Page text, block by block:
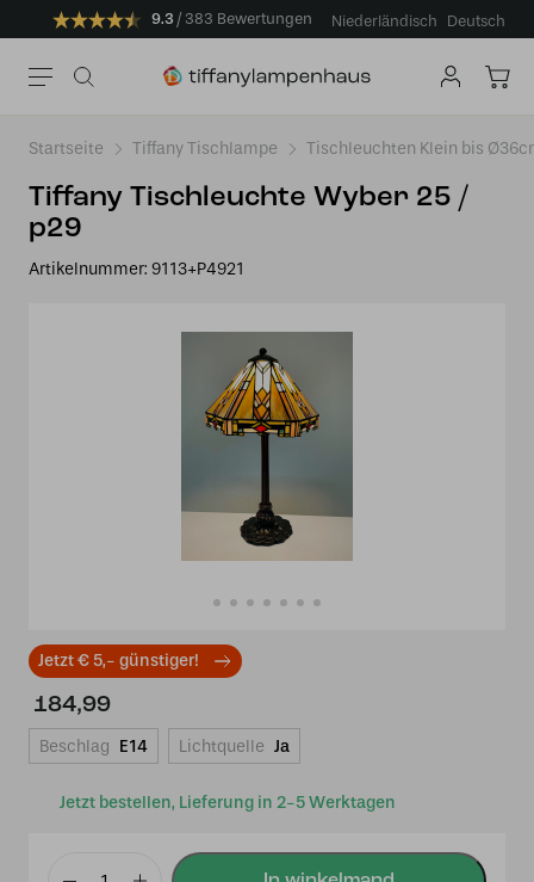
9.3 383 Bewertungen Niederländisch Deutsch
Startseite Tiffany Tischlampe Tischleuchten Klein bis
Tiffany Tischleuchte Wyber 25 /
p29
Artikelnummer: 9113+P4921
Jetzt € 5,- günstiger!
Jetzt bestellen, Lieferung in 2-5 Werktagen
184,99
Beschlag E14 Lichtquelle Ja